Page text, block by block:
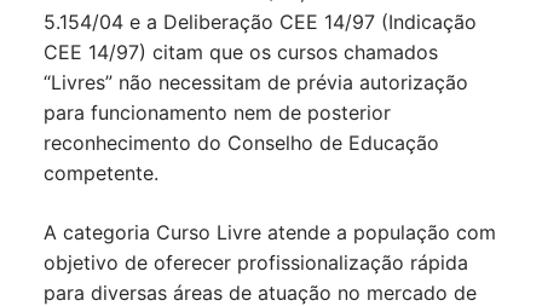
5.154/04 e a Deliberação CEE 14/97 (Indicação
CEE 14/97) citam que os cursos chamados
“Livres” não necessitam de prévia autorização
para funcionamento nem de posterior
reconhecimento do Conselho de Educação
competente.
A categoria Curso Livre atende a população com
objetivo de oferecer profissionalização rápida
para diversas áreas de atuação no mercado de